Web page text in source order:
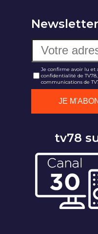
Newsletter
Je confirme avoir lu et
confidentialité de
communications de
tv78